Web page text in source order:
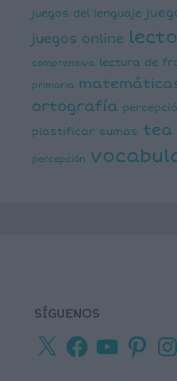
juegos del lenguaje
juegos online
comprensiva lectura de
primaria
ortografía
plastificar sumas tea
percepción
SÍGUENOS
X
Facebook
YouTube